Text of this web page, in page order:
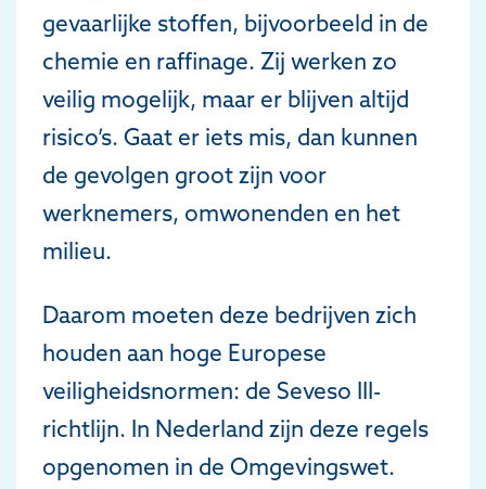
gevaarlijke stoffen, bijvoorbeeld in de
chemie en raffinage. Zij werken zo
veilig mogelijk, maar er blijven altijd
risico’s. Gaat er iets mis, dan kunnen
de gevolgen groot zijn voor
werknemers, omwonenden en het
milieu.
Daarom moeten deze bedrijven zich
houden aan hoge Europese
veiligheidsnormen: de Seveso III-
richtlijn. In Nederland zijn deze regels
opgenomen in de Omgevingswet.